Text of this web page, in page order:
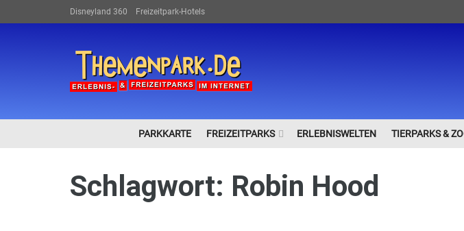
Disneyland 360 Freizeitpark-Hotels
PARKKARTE FREIZEITPARKS ERLEBNISWELTEN TIERPARKS &
Schlagwort: Robin Hood